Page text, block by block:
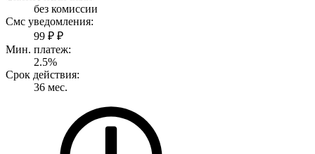
без комиссии
Смс уведомления:
99 ₽ ₽
Мин. платеж:
2.5%
Срок действия:
36 мес.